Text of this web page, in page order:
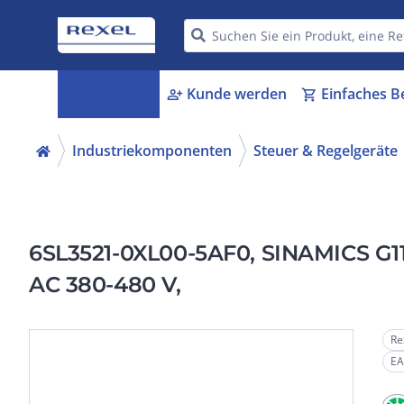
person_add Kunde werden shopping_cart Einfaches
Industriekomponenten Steuer & Regelgeräte
6SL3521-0XL00-5AF0, SINAMICS
AC 380-480 V,